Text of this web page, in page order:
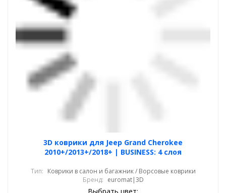
3D коврики для Jeep Grand Cherokee
2010+/2013+/2018+ | BUSINESS: 4 слоя
Тип: Коврики в салон и багажник / Ворсовые коврики
Бренд: euromat|3D